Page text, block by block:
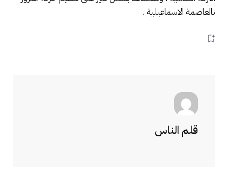
بالعاصمة الاسماعيلية .
قلم الناس